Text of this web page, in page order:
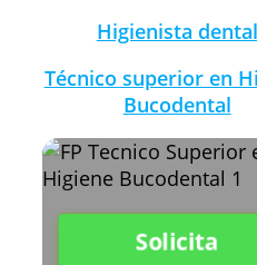
Higienista dental
Técnico superior en
Bucodental
Solicita